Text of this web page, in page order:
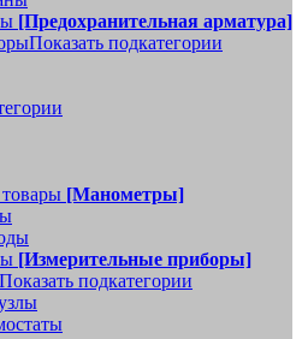
[Предохранительная арматура]
Показать подкатегории
[Манометры]
[Измерительные приборы]
Показать подкатегории